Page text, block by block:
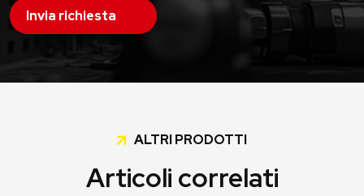
Invia richiesta
ALTRI PRODOTTI
Articoli correlati